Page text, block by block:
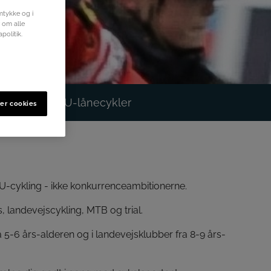
DCU-lånecykler
cykling - ikke konkurrenceambitionerne.
landevejscykling, MTB og trial.
6 års-alderen og i landevejsklubber fra 8-9 års-
og i
om alle
cookies